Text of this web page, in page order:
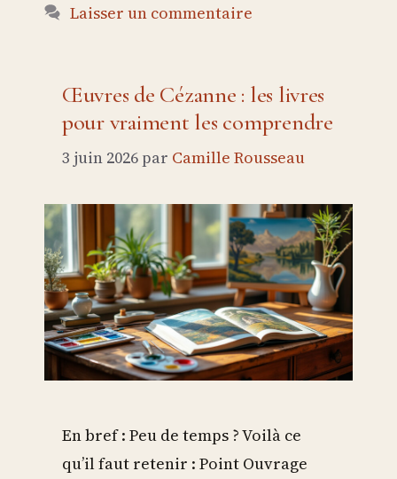
Laisser un commentaire
Œuvres de Cézanne : les livres
pour vraiment les comprendre
3 juin 2026 par Camille Rousseau
En bref : Peu de temps ? Voilà ce
qu’il faut retenir : Point Ouvrage